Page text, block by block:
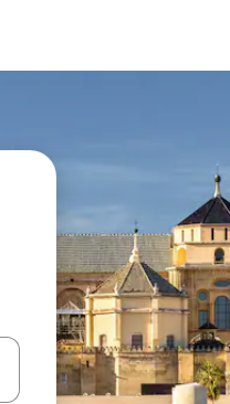
las teclas de flecha hacia